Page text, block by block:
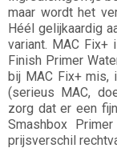
maar wordt het
Héél gelijkaardig
variant. MAC Fix+
Finish Primer
bij MAC Fix+ mis,
(serieus MAC,
zorg dat er een
Smashbox
prijsverschil